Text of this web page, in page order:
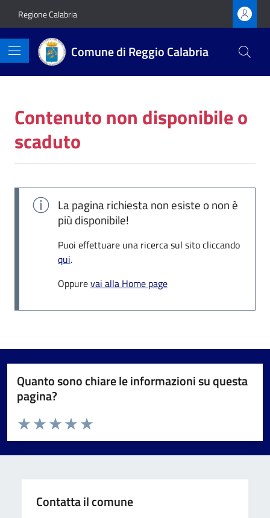
Regione Calabria
Comune di Reggio Calabria
Contenuto non disponibile o
scaduto
La pagina richiesta non esiste o non è
più disponibile!
Puoi effettuare una ricerca sul sito cliccando
qui.
Oppurevai alla Home page
Quanto sono chiare le informazioni su questa
pagina?
Valuta da 1 a 5 stelle la pagina
Valuta 5 stelle su 5
Valuta 4 stelle su 5
Valuta 3 stelle su 5
Valuta 2 stelle su 5
Valuta 1 stelle su 5
Contatta il comune